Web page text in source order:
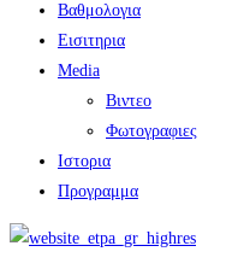
Βαθμολογια
Εισιτηρια
Media
Βιντεο
Φωτογραφιες
Ιστορια
Πρoγραμμα